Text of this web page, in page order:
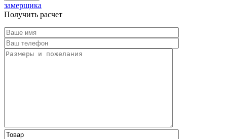
замерщика
Получить расчет